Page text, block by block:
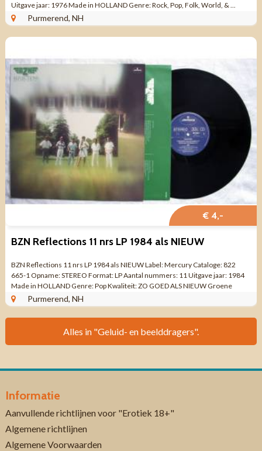
Uitgave jaar: 1976 Made in HOLLAND Genre: Rock, Pop, Folk, World, & ...
Purmerend, NH
€ 4,-
BZN Reflections 11 nrs LP 1984 als NIEUW
BZN Reflections 11 nrs LP 1984 als NIEUW Label: Mercury Cataloge: 822
665-1 Opname: STEREO Format: LP Aantal nummers: 11 Uitgave jaar: 1984
Made in HOLLAND Genre: Pop Kwaliteit: ZO GOED ALS NIEUW Groene
binnenhoes met songteksten SIDE 1 ...
Purmerend, NH
Alles in "Geluid- en beelddragers".
Informatie
Aanvullende richtlijnen voor "Erotiek 18+"
Algemene richtlijnen
Algemene Voorwaarden